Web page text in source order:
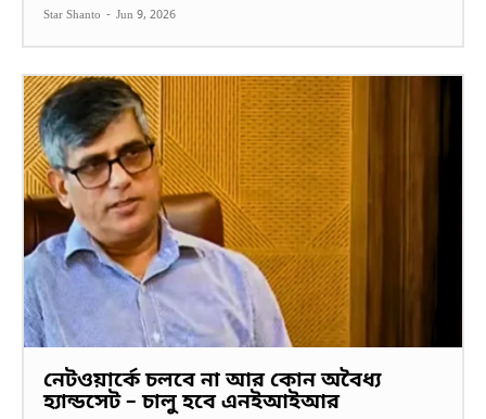
Star Shanto - Jun 9, 2026
নেটওয়ার্কে চলবে না আর কোন অবৈধ্য
হ্যান্ডসেট – চালু হবে এনইআইআর